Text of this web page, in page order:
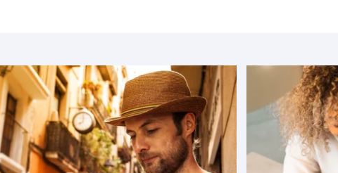
Featured
image